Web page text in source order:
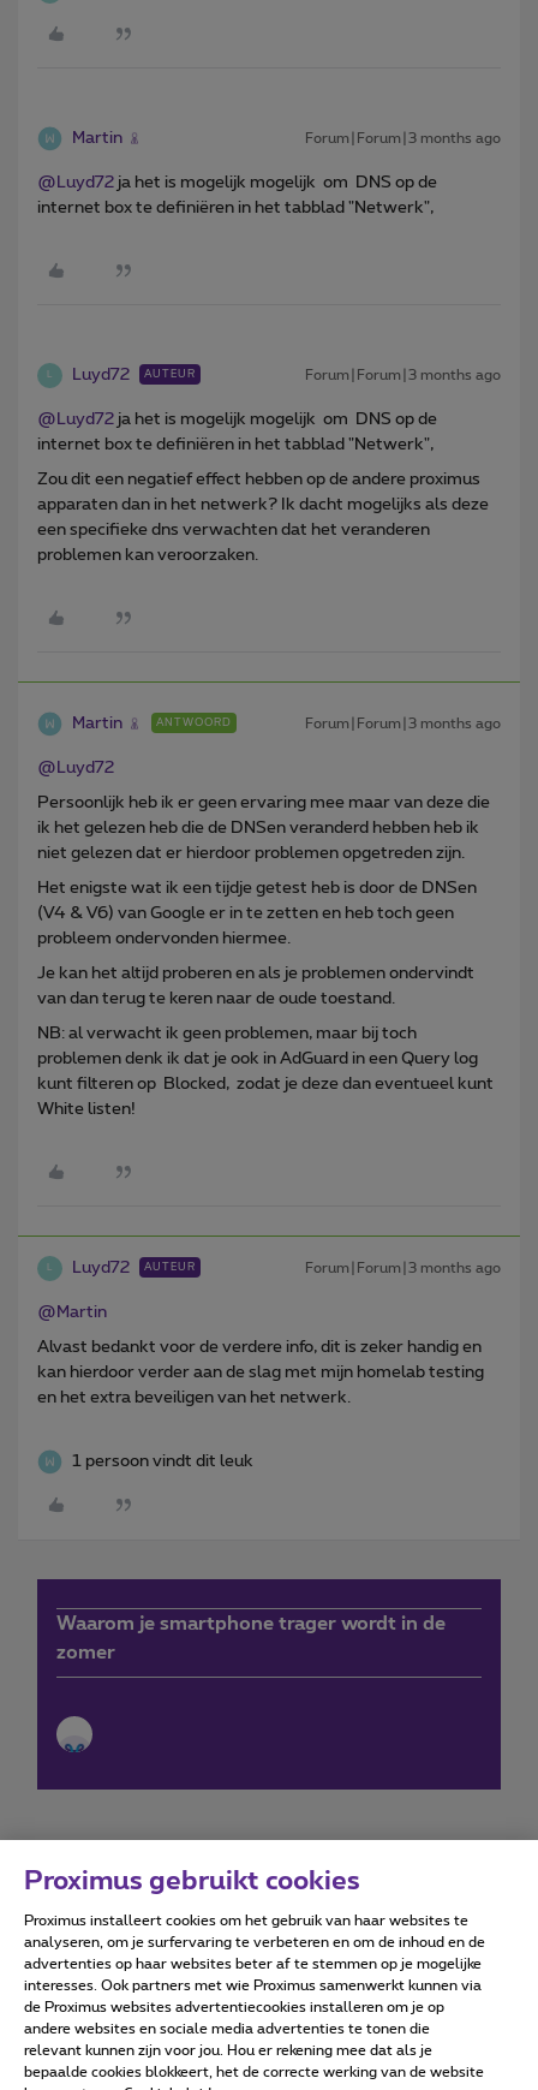
Martin Forum|Forum|3 months ago
@Luyd72 ja het is mogelijk mogelijk om DNS op de
internet box te definiëren in het tabblad "Netwerk",
L Luyd72 AUTEUR Forum|Forum|3 months ago
@Luyd72 ja het is mogelijk mogelijk om DNS op de
internet box te definiëren in het tabblad "Netwerk",
Zou dit een negatief effect hebben op de andere proximus
apparaten dan in het netwerk? Ik dacht mogelijks als deze
een specifieke dns verwachten dat het veranderen
problemen kan veroorzaken.
Martin ANTWOORD Forum|Forum|3 months ago
@Luyd72
Persoonlijk heb ik er geen ervaring mee maar van deze die
ik het gelezen heb die de DNSen veranderd hebben heb ik
niet gelezen dat er hierdoor problemen opgetreden zijn.
Het enigste wat ik een tijdje getest heb is door de DNSen
(V4 & V6) van Google er in te zetten en heb toch geen
probleem ondervonden hiermee.
Je kan het altijd proberen en als je problemen ondervindt
van dan terug te keren naar de oude toestand.
NB: al verwacht ik geen problemen, maar bij toch
problemen denk ik dat je ook in AdGuard in een Query log
kunt filteren op Blocked, zodat je deze dan eventueel kunt
White listen!
L Luyd72 AUTEUR Forum|Forum|3 months ago
@Martin
Alvast bedankt voor de verdere info, dit is zeker handig en
kan hierdoor verder aan de slag met mijn homelab testing
en het extra beveiligen van het netwerk.
1 persoon vindt dit leuk
Waarom je smartphone trager wordt in de
zomer
Forumvoorwaarden Accessibility statement
Alle rechten voorbehouden. © Proximus
Proximus gebruikt cookies
Proximus installeert cookies om het gebruik van haar websites te
analyseren, om je surfervaring te verbeteren en om de inhoud en de
advertenties op haar websites beter af te stemmen op je mogelijke
interesses. Ook partners met wie Proximus samenwerkt kunnen via
de Proximus websites advertentiecookies installeren om je op
andere websites en sociale media advertenties te tonen die
relevant kunnen zijn voor jou. Hou er rekening mee dat als je
bepaalde cookies blokkeert, het de correcte werking van de website